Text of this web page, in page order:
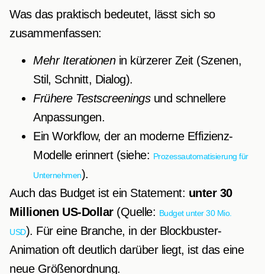
Was das praktisch bedeutet, lässt sich so
zusammenfassen:
Mehr Iterationenin kürzerer Zeit (Szenen,
Stil, Schnitt, Dialog).
Frühere Testscreeningsund schnellere
Anpassungen.
Ein Workflow, der an moderne Effizienz-
Modelle erinnert (siehe: Prozessautomatisierung für
Unternehmen).
Auch das Budget ist ein Statement: unter 30
Millionen US-Dollar(Quelle: Budget unter 30 Mio.
USD). Für eine Branche, in der Blockbuster-
Animation oft deutlich darüber liegt, ist das eine
neue Größenordnung.